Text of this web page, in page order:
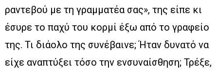
ραντεβού με τη γραμματέα σας», της είπε κι
έσυρε το παχύ του κορμί έξω από το γραφείο
της. Τι διάολο της συνέβαινε; Ήταν δυνατό να
είχε αναπτύξει τόσο την ενσυναίσθηση; Τρέξε,